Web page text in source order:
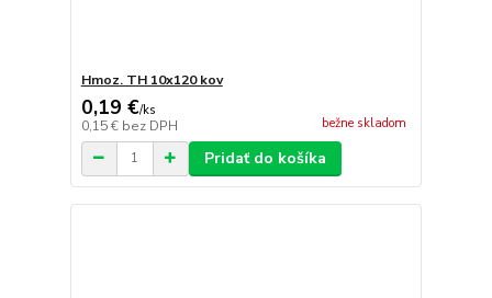
Hmoz. TH 10x120 kov
0,19 €/ks
0,15 € bez DPH bežne skladom
Pridať do košíka